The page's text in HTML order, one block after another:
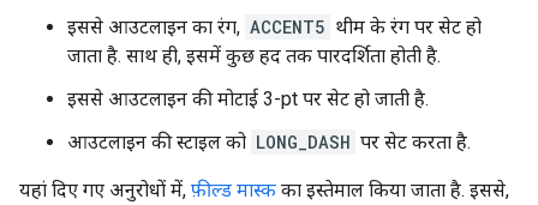
इससे आउटलाइन का रंग, ACCENT5 थीम के रंग पर सेट हो
जाता है. साथ ही, इसमें कुछ हद तक पारदर्शिता होती है.
इससे आउटलाइन की मोटाई 3-pt पर सेट हो जाती है.
आउटलाइन की स्टाइल को LONG_DASH पर सेट करता है.
यहां दिए गए अनुरोधों में, फ़ील्ड मास्क का इस्तेमाल किया जाता है. इससे,